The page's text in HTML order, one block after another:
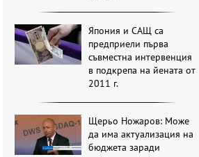
Япония и САЩ са
предприели първа
съвместна интервенция
в подкрепа на йената от
2011 г.
Щерьо Ножаров: Може
да има актуализация на
бюджета заради